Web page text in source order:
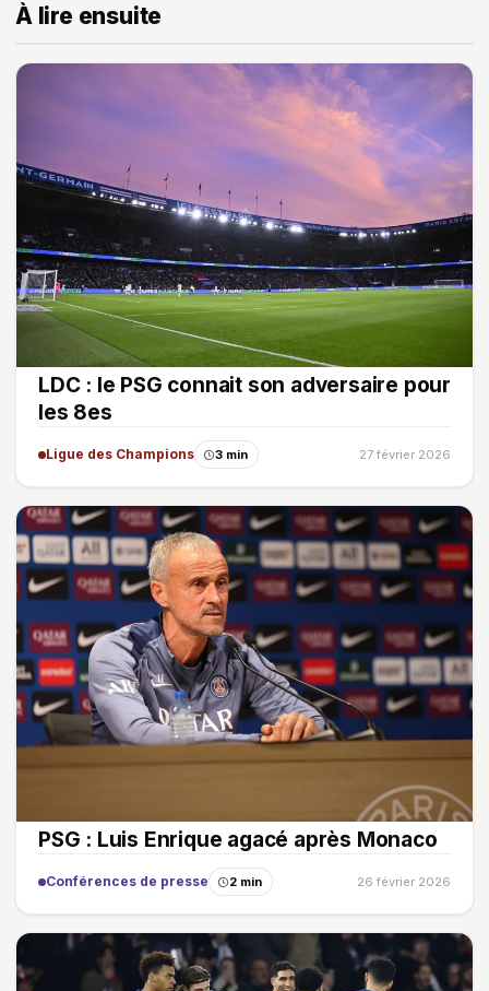
À lire ensuite
LDC : le PSG connait son adversaire pour
les 8es
Ligue des Champions 3 min 27 février 2026
PSG : Luis Enrique agacé après Monaco
Conférences de presse 2 min 26 février 2026